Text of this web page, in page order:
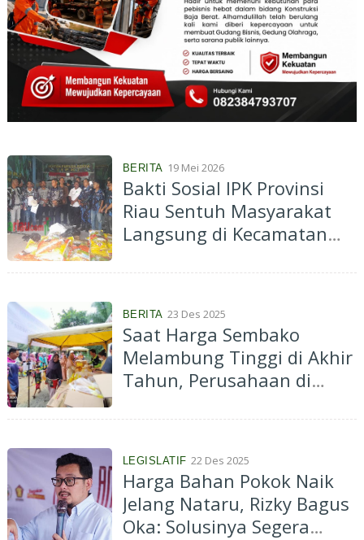
BERITA 19 Mei 2026
Bakti Sosial IPK Provinsi
Riau Sentuh Masyarakat
Langsung di Kecamatan
BERITA 23 Des 2025
Saat Harga Sembako
Melambung Tinggi di Akhir
Tahun, Perusahaan di
Goreng
LEGISLATIF 22 Des 2025
Harga Bahan Pokok Naik
Jelang Nataru, Rizky Bagus
Oka: Solusinya Segera